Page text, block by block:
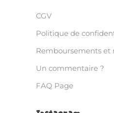
CGV
Politique de
Remboursements et
Un commentaire ?
FAQ Page